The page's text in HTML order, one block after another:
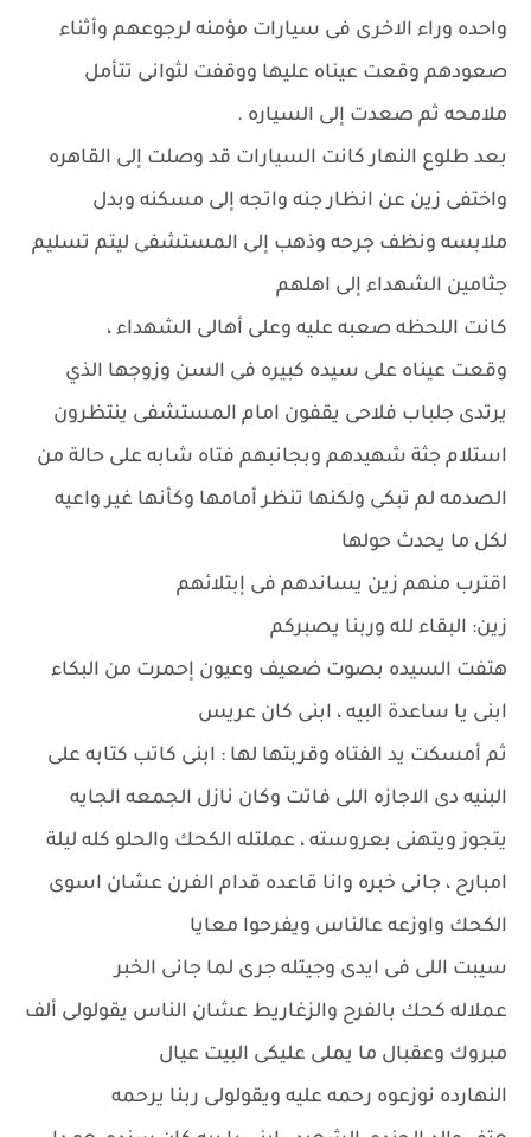
واحده وراء الاخرى فى سيارات مؤمنه لرجوعهم وأثناء
صعودهم وقعت عيناه عليها ووقفت لثوانى تتأمل
ملامحه ثم صعدت إلى السياره .
بعد طلوع النهار كانت السيارات قد وصلت إلى القاهره
واختفى زين عن انظار جنه واتجه إلى مسكنه وبدل
ملابسه ونظف جرحه وذهب إلى المستشفى ليتم تسليم
جثامين الشهداء إلى اهلهم
كانت اللحظه صعبه عليه وعلى أهالى الشهداء ،
وقعت عيناه على سيده كبيره فى السن وزوجها الذي
يرتدى جلباب فلاحى يقفون امام المستشفى ينتظرون
استلام جثة شهيدهم وبجانبهم فتاه شابه على حالة من
الصدمه لم تبكى ولكنها تنظر أمامها وكأنها غير واعيه
لكل ما يحدث حولها
اقترب منهم زين يساندهم فى إبتلائهم
زين: البقاء لله وربنا يصبركم
هتفت السيده بصوت ضعيف وعيون إحمرت من البكاء
ابنى يا ساعدة البيه ، ابنى كان عريس
ثم أمسكت يد الفتاه وقربتها لها : ابنى كاتب كتابه على
البنيه دى الاجازه اللى فاتت وكان نازل الجمعه الجايه
يتجوز ويتهنى بعروسته ، عملتله الكحك والحلو كله ليلة
امبارح ، جانى خبره وانا قاعده قدام الفرن عشان اسوى
الكحك واوزعه عالناس ويفرحوا معايا
سيبت اللى فى ايدى وجيتله جرى لما جانى الخبر
عملاله كحك بالفرح والزغاريط عشان الناس يقولولى ألف
مبروك وعقبال ما يملى عليكى البيت عيال
النهارده نوزعوه رحمه عليه ويقولولى ربنا يرحمه